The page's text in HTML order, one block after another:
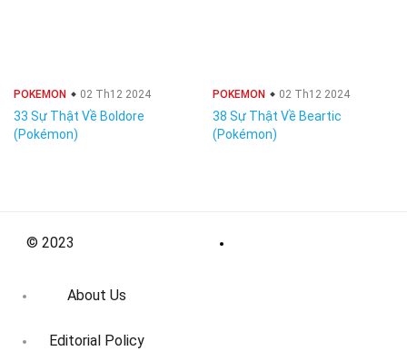
POKEMON 02 Th12 2024
33 Sự Thật Về Boldore
(Pokémon)
POKEMON 02 Th12 2024
38 Sự Thật Về Beartic
(Pokémon)
© 2023
About Us
Editorial Policy